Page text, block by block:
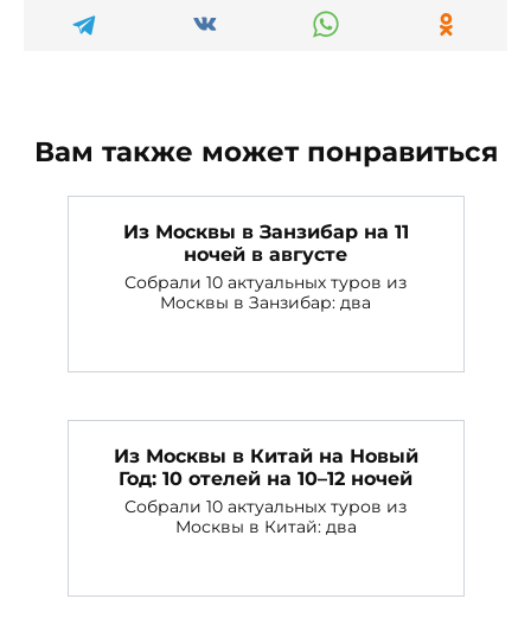
Вам также может понравиться
Из Москвы в Занзибар на 11
ночей в августе
Собрали 10 актуальных туров из
Москвы в Занзибар: два
Из Москвы в Китай на Новый
Год: 10 отелей на 10–12 ночей
Собрали 10 актуальных туров из
Москвы в Китай: два